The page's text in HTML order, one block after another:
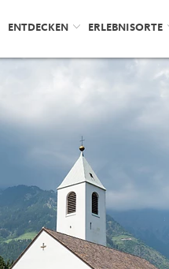
ENTDECKEN ERLEBNISORTE